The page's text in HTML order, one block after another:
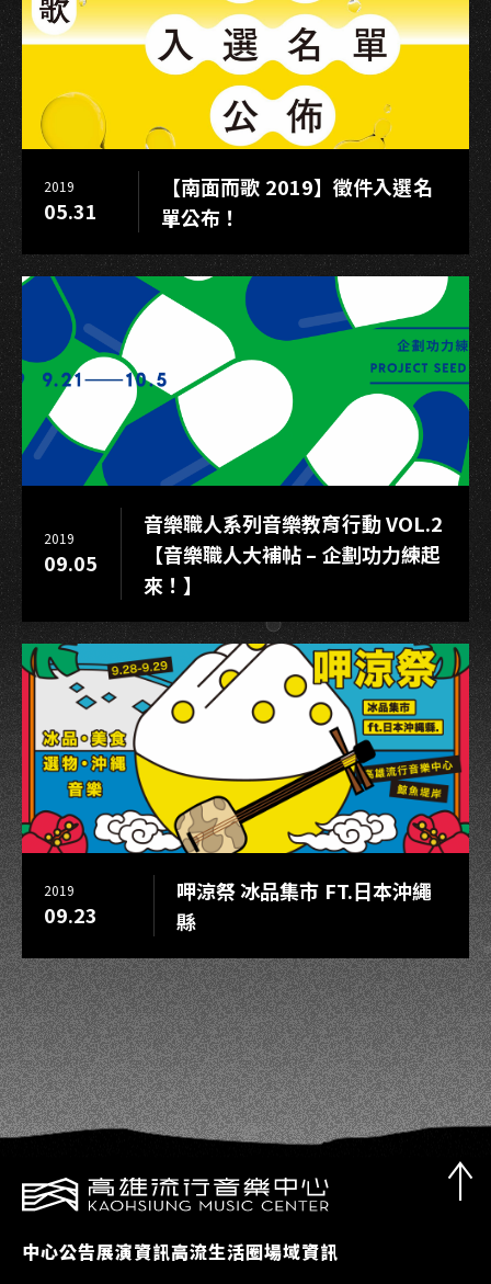
2019
05.31
【南面而歌 2019】徵件入選名
單公布！
2019
09.05
音樂職人系列音樂教育行動 VOL.2
【音樂職人大補帖 – 企劃功力練起
來！】
2019
09.23
呷涼祭 冰品集市 FT.日本沖繩
縣
中心公告展演資訊高流生活圈場域資訊